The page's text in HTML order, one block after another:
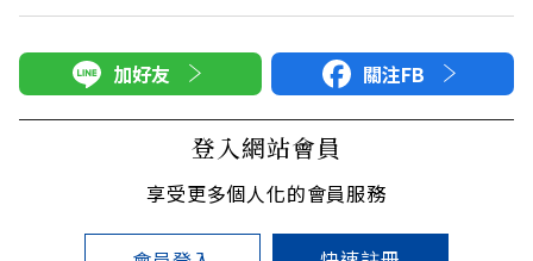
加好友 關注FB
登入網站會員
享受更多個人化的會員服務